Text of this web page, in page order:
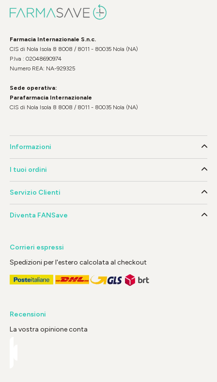
Farmacia Internazionale S.n.c.
CIS di Nola Isola 8 8008 / 8011 - 80035 Nola (NA)
P.Iva : 02048690974
Numero REA: NA-929325
Sede operativa:
Parafarmacia Internazionale
CIS di Nola Isola 8 8008 / 8011 - 80035 Nola (NA)
Informazioni
I tuoi ordini
Servizio Clienti
Diventa FANSave
Corrieri espressi
Spedizioni per l'estero calcolata al checkout
Recensioni
La vostra opinione conta